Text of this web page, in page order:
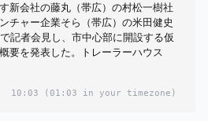
新会社の藤丸（帯広）の村松一樹社
チャー企業そら（帯広）の米田健史
記者会見し、市中心部に開設する仮
要を発表した。トレーラーハウス
10:03 (01:03 in your timezone)